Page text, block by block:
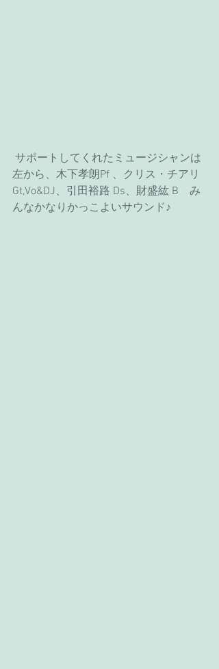
左から、木下孝朗Pf 、クリス・チアリ
Gt,Vo&DJ、引田裕路 Ds、財盛紘 B　み
んなかなりかっこよいサウンド♪